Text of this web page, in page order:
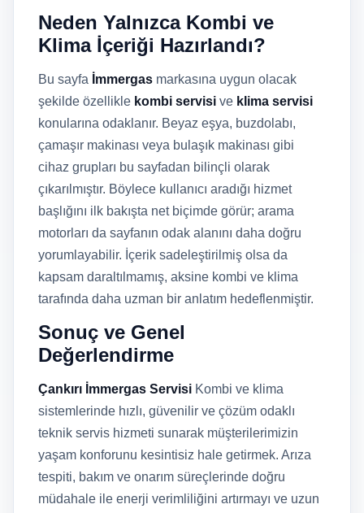
Neden Yalnızca Kombi ve
Klima İçeriği Hazırlandı?
Bu sayfa İmmergas markasına uygun olacak
şekilde özellikle kombi servisi ve klima servisi
konularına odaklanır. Beyaz eşya, buzdolabı,
çamaşır makinası veya bulaşık makinası gibi
cihaz grupları bu sayfadan bilinçli olarak
çıkarılmıştır. Böylece kullanıcı aradığı hizmet
başlığını ilk bakışta net biçimde görür; arama
motorları da sayfanın odak alanını daha doğru
yorumlayabilir. İçerik sadeleştirilmiş olsa da
kapsam daraltılmamış, aksine kombi ve klima
tarafında daha uzman bir anlatım hedeflenmiştir.
Sonuç ve Genel
Değerlendirme
Çankırı İmmergas Servisi Kombi ve klima
sistemlerinde hızlı, güvenilir ve çözüm odaklı
teknik servis hizmeti sunarak müşterilerimizin
yaşam konforunu kesintisiz hale getirmek. Arıza
tespiti, bakım ve onarım süreçlerinde doğru
müdahale ile enerji verimliliğini artırmayı ve uzun